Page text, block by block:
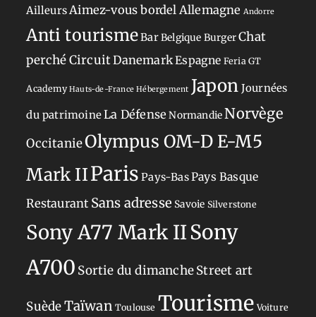
Ailleurs Aimez-vous bordel Allemagne Andorre
Anti tourismeBarBelgique BurgerChat
perchéCircuitDanemarkEspagne Feria GT
Academy Hauts-de-France Hébergement Japon Journées
du patrimoineLa Défense NormandieNorvège
OccitanieOlympus OM-D E-M5
Mark IIParis Pays-BasPays Basque
Restaurant Sans adresse Savoie Silverstone
Sony A77 Mark IISony
A700 Sortie du dimancheStreet art
SuèdeTaïwan Toulouse Tourisme Voiture